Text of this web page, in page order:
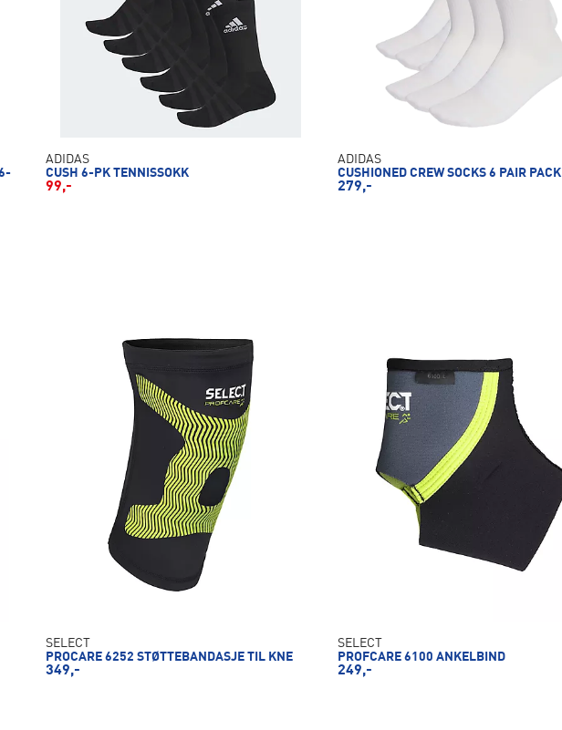
ADIDAS
CUSH 6-PK TENNISSOKK
99,-
ADIDAS
CUSHIONED CREW SOCKS 6 PAIR PACK
279,-
SELECT
PROCARE 6252 STØTTEBANDASJE TIL KNE
349,-
SELECT
PROFCARE 6100 ANKELBIND
249,-